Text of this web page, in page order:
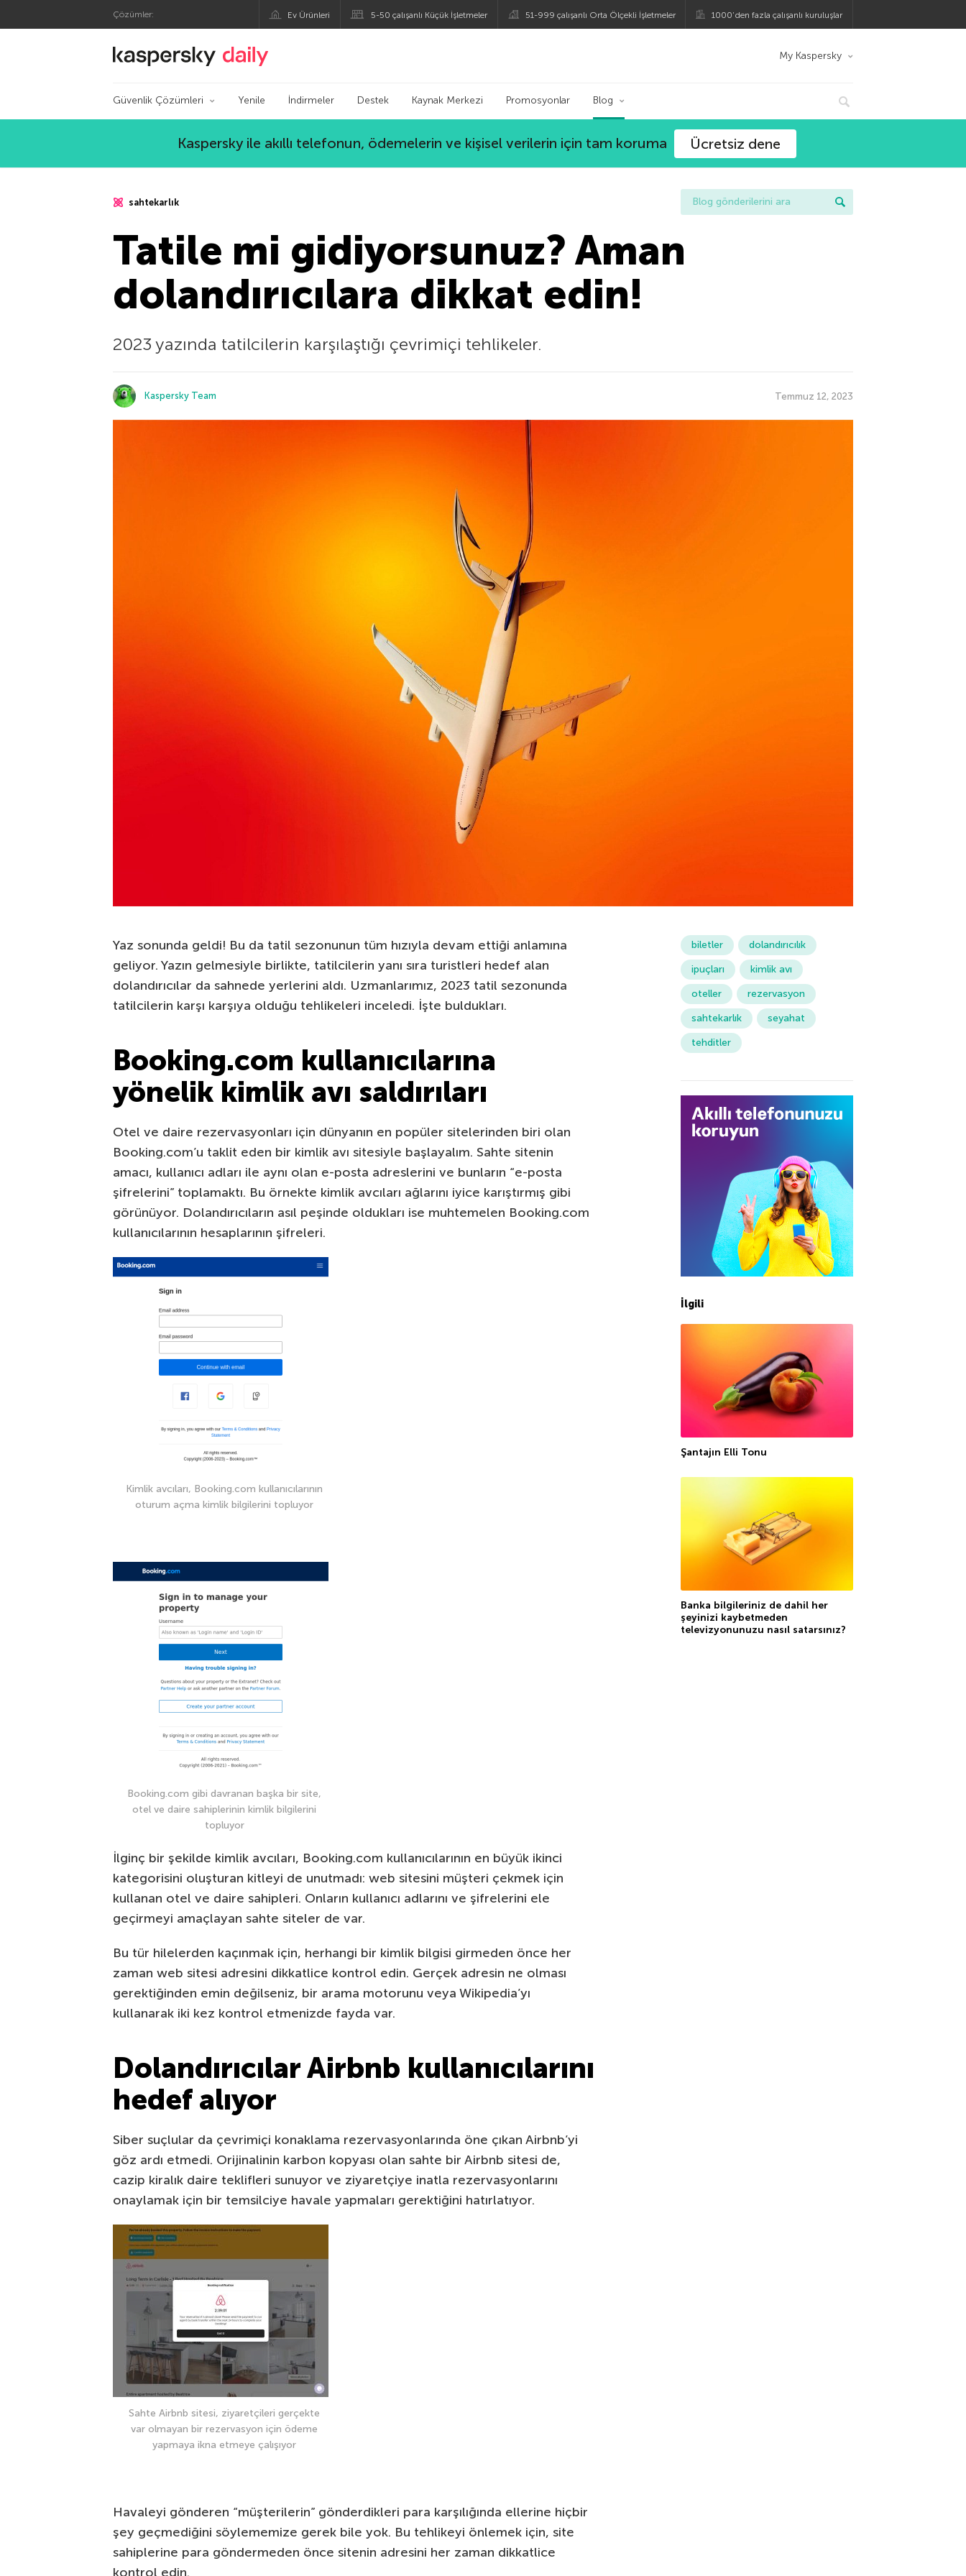
Çözümler: Ev Ürünleri 5-50 çalışanlı Küçük İşletmeler 51-999 çalışanlı Orta Ölçekli İşletmeler 1000’den fazla çalışanlı kuruluşlar
Kaspersky Resmi Blogu My Kaspersky
Güvenlik Çözümleri Yenile İndirmeler Destek Kaynak Merkezi Promosyonlar Blog
Kaspersky ile akıllı telefonun, ödemelerin ve kişisel verilerin için tam koruma Ücretsiz dene
sahtekarlık
Tatile mi gidiyorsunuz? Aman
dolandırıcılara dikkat edin!
2023 yazında tatilcilerin karşılaştığı çevrimiçi tehlikeler.
Kaspersky Team Temmuz 12, 2023
Yaz sonunda geldi! Bu da tatil sezonunun tüm hızıyla devam ettiği anlamına
geliyor. Yazın gelmesiyle birlikte, tatilcilerin yanı sıra turistleri hedef alan
dolandırıcılar da sahnede yerlerini aldı. Uzmanlarımız, 2023 tatil sezonunda
tatilcilerin karşı karşıya olduğu tehlikeleri inceledi. İşte buldukları.
Booking.com kullanıcılarına
yönelik kimlik avı saldırıları
Otel ve daire rezervasyonları için dünyanın en popüler sitelerinden biri olan
Booking.com’u taklit eden bir kimlik avı sitesiyle başlayalım. Sahte sitenin
amacı, kullanıcı adları ile aynı olan e-posta adreslerini ve bunların “e-posta
şifrelerini” toplamaktı. Bu örnekte kimlik avcıları ağlarını iyice karıştırmış gibi
görünüyor. Dolandırıcıların asıl peşinde oldukları ise muhtemelen Booking.com
kullanıcılarının hesaplarının şifreleri.
Kimlik avcıları, Booking.com kullanıcılarının
oturum açma kimlik bilgilerini topluyor
Booking.com gibi davranan başka bir site,
otel ve daire sahiplerinin kimlik bilgilerini
topluyor
İlginç bir şekilde kimlik avcıları, Booking.com kullanıcılarının en büyük ikinci
kategorisini oluşturan kitleyi de unutmadı: web sitesini müşteri çekmek için
kullanan otel ve daire sahipleri. Onların kullanıcı adlarını ve şifrelerini ele
geçirmeyi amaçlayan sahte siteler de var.
Bu tür hilelerden kaçınmak için, herhangi bir kimlik bilgisi girmeden önce her
zaman web sitesi adresini dikkatlice kontrol edin. Gerçek adresin ne olması
gerektiğinden emin değilseniz, bir arama motorunu veya Wikipedia’yı
kullanarak iki kez kontrol etmenizde fayda var.
Dolandırıcılar Airbnb kullanıcılarını
hedef alıyor
Siber suçlular da çevrimiçi konaklama rezervasyonlarında öne çıkan Airbnb’yi
göz ardı etmedi. Orijinalinin karbon kopyası olan sahte bir Airbnb sitesi de,
cazip kiralık daire teklifleri sunuyor ve ziyaretçiye inatla rezervasyonlarını
onaylamak için bir temsilciye havale yapmaları gerektiğini hatırlatıyor.
Sahte Airbnb sitesi, ziyaretçileri gerçekte
var olmayan bir rezervasyon için ödeme
yapmaya ikna etmeye çalışıyor
Havaleyi gönderen “müşterilerin” gönderdikleri para karşılığında ellerine hiçbir
şey geçmediğini söylememize gerek bile yok. Bu tehlikeyi önlemek için, site
sahiplerine para göndermeden önce sitenin adresini her zaman dikkatlice
kontrol edin.
biletler
dolandırıcılık
ipuçları
kimlik avı
oteller
rezervasyon
sahtekarlık
seyahat
tehditler
İlgili
Şantajın Elli Tonu
Banka bilgileriniz de dahil her
şeyinizi kaybetmeden
televizyonunuzu nasıl satarsınız?